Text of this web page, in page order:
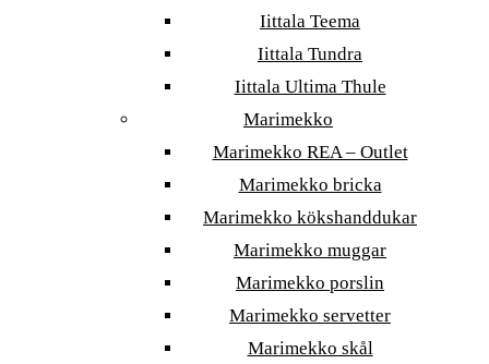
Iittala Teema
Iittala Tundra
Iittala Ultima Thule
Marimekko
Marimekko REA – Outlet
Marimekko bricka
Marimekko kökshanddukar
Marimekko muggar
Marimekko porslin
Marimekko servetter
Marimekko skål